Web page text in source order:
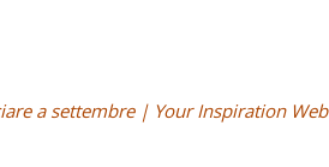
a settembre | Your Inspiration Web